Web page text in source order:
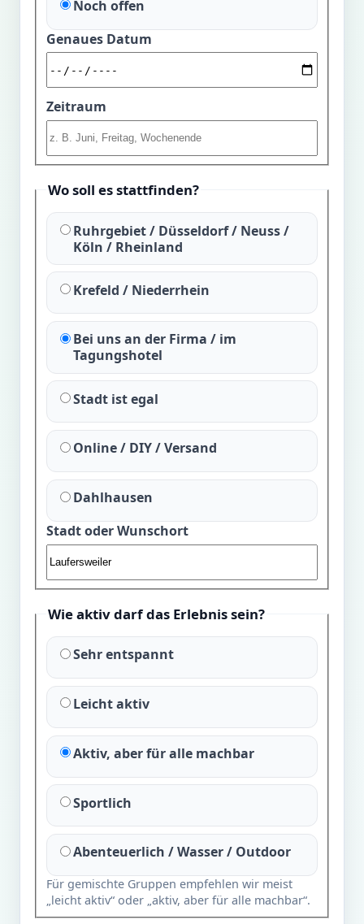
Noch offen
Genaues Datum
Zeitraum
Wo soll es stattfinden?
Ruhrgebiet / Düsseldorf / Neuss /
Köln / Rheinland
Krefeld / Niederrhein
Bei uns an der Firma / im
Tagungshotel
Stadt ist egal
Online / DIY / Versand
Dahlhausen
Stadt oder Wunschort
Wie aktiv darf das Erlebnis sein?
Sehr entspannt
Leicht aktiv
Aktiv, aber für alle machbar
Sportlich
Abenteuerlich / Wasser / Outdoor
Für gemischte Gruppen empfehlen wir meist
„leicht aktiv“ oder „aktiv, aber für alle machbar“.